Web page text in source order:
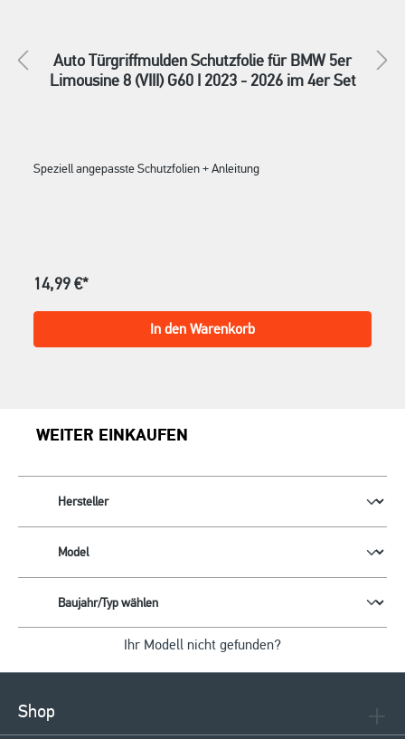
Auto Türgriffmulden Schutzfolie für BMW 5er
Limousine 8 (VIII) G60 I 2023 - 2026 im 4er Set
Speziell angepasste Schutzfolien + Anleitung
14,99 €*
In den Warenkorb
WEITER EINKAUFEN
Ihr Modell nicht gefunden?
Shop